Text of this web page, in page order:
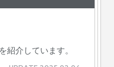
紹介しています。